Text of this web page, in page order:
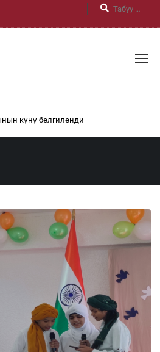
күнү белгиленди